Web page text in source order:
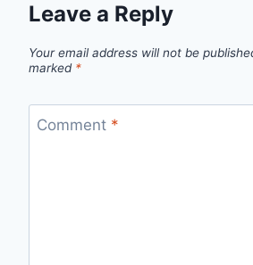
Leave a Reply
Your email address will not be
marked *
Comment *